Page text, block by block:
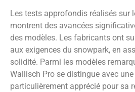
Les tests approfondis réalisés sur
montrent des avancées
des modèles. Les fabricants ont
aux exigences du snowpark, en
solidité. Parmi les modèles
Wallisch Pro se distingue avec
particulièrement apprécié pour sa